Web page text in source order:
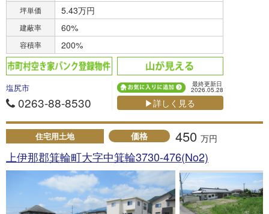
坪単価 5.43万円
建蔽率 60%
容積率 200%
塩尻市
0263-88-8530
最終更新日
2026.05.28
▶詳しく見る
住宅用土地 価格 450 万円
上伊那郡箕輪町大字中箕輪3730-476(No2)